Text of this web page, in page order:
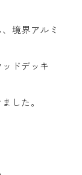
境界アルミ
ドデッキ
した。